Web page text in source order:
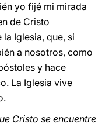
yo fijé mi mirada
de Cristo
Iglesia, que, si
a nosotros, como
y hace
La Iglesia vive
Cristo se encuentre